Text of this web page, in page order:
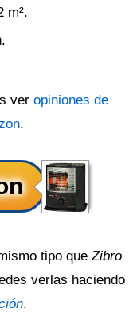
m².
ver opiniones de
.
tipo queZibro
verlas haciendo
.